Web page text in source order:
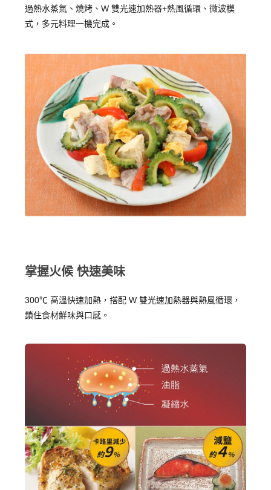
過熱水蒸氣、燒烤、W 雙光速加熱器+熱風循環、微波模
式，多元料理一機完成。
掌握火候 快速美味
300℃ 高溫快速加熱，搭配 W 雙光速加熱器與熱風循環，
鎖住食材鮮味與口感。